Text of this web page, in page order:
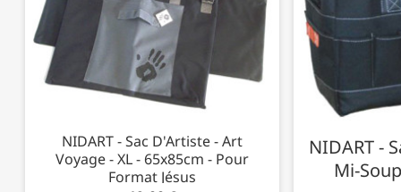
NIDART - Sac D'Artiste - Art
Voyage - XL - 65x85cm - Pour
Format Jésus
NIDART -
Mi-